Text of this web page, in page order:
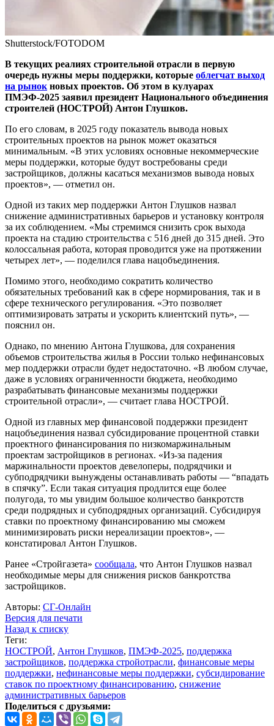
Shutterstock/FOTODOM
В текущих реалиях строительной отрасли в первую
очередь нужны меры поддержки, которые облегчат выход
на рынок новых проектов. Об этом в кулуарах
ПМЭФ-2025 заявил президент Национального объединения
строителей (НОСТРОЙ) Антон Глушков.
По его словам, в 2025 году показатель вывода новых
строительных проектов на рынок может оказаться
минимальным. «В этих условиях основные некоммерческие
меры поддержки, которые будут востребованы среди
застройщиков, должны касаться механизмов вывода новых
проектов», — отметил он.
Одной из таких мер поддержки Антон Глушков назвал
снижение административных барьеров и установку контроля
за их соблюдением. «Мы стремимся снизить срок выхода
проекта на стадию строительства с 516 дней до 315 дней. Это
колоссальная работа, которая проводится уже на протяжении
четырех лет», — поделился глава нацобъединения.
Помимо этого, необходимо сократить количество
обязательных требований как в сфере нормирования, так и в
сфере технического регулирования. «Это позволяет
оптимизировать затраты и ускорить клиентский путь», —
пояснил он.
Однако, по мнению Антона Глушкова, для сохранения
объемов строительства жилья в России только нефинансовых
мер поддержки отрасли будет недостаточно. «В любом случае,
даже в условиях ограниченности бюджета, необходимо
разрабатывать финансовые механизмы поддержки
строительной отрасли», — считает глава НОСТРОЙ.
Одной из главных мер финансовой поддержки президент
нацобъединения назвал субсидирование процентной ставки
проектного финансирования по низкомаржинальным
проектам застройщиков в регионах. «Из-за падения
маржинальности проектов девелоперы, подрядчики и
субподрядчики вынуждены останавливать работы — “впадать
в спячку”. Если такая ситуация продлится еще более
полугода, то мы увидим большое количество банкротств
среди подрядных и субподрядных организаций. Субсидируя
ставки по проектному финансированию мы сможем
минимизировать риски нереализации проектов», —
констатировал Антон Глушков.
Ранее «Стройгазета» сообщала, что Антон Глушков назвал
необходимые меры для снижения рисков банкротства
застройщиков.
Авторы: СГ-Онлайн
Версия для печати
Назад к списку
Теги:
НОСТРОЙ, Антон Глушков, ПМЭФ-2025, поддержка
застройщиков, поддержка стройотрасли, финансовые меры
поддержки, нефинансовые меры поддержки, субсидирование
ставок по проектному финансированию, снижение
административных барьеров
Поделиться с друзьями: